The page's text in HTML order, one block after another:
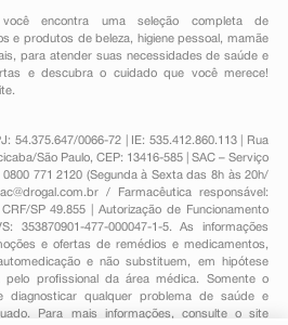
encontra uma seleção completa de
e produtos de beleza, higiene pessoal ,mamãe
para atender suas necessidades de saúde e
e descubra o cuidado que você merece!
54.375.647/0066-72 | IE: 535.412.860.113 | Rua
São Paulo, CEP: 13416-585 | SAC – Serviço
771 2120 (Segunda à Sexta das 8h às 20h/
/ Farmacêutica responsável:
SP 49.855 | Autorização de Funcionamento
353870901-477-000047-1-5. As informações
e ofertas de remédios e medicamentos,
e não substituem, em hipótese
pelo profissional da área médica. Somente o
diagnosticar qualquer problema de saúde e
Para mais informações, consulte o site